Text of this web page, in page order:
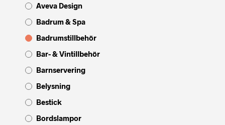
Aveva Design
Badrum & Spa
Badrumstillbehör
Bar- & Vintillbehör
Barnservering
Belysning
Bestick
Bordslampor